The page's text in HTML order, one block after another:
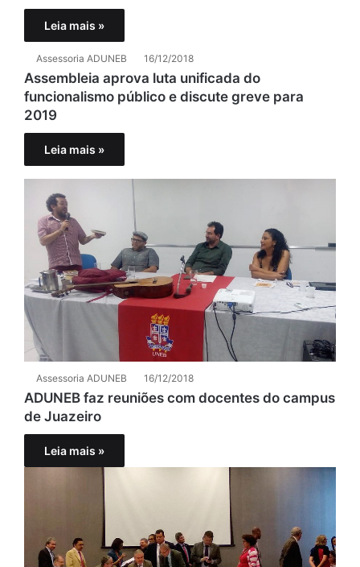
Leia mais »
Assessoria ADUNEB 16/12/2018
Assembleia aprova luta unificada do
funcionalismo público e discute greve para
2019
Leia mais »
Assessoria ADUNEB 16/12/2018
ADUNEB faz reuniões com docentes do campus
de Juazeiro
Leia mais »